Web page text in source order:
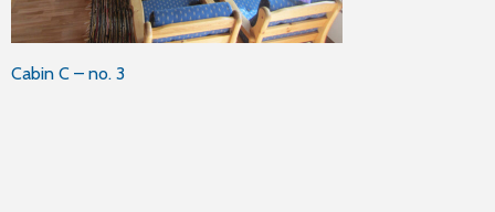
Innleggsnavigasjon
Cabin C – no. 3